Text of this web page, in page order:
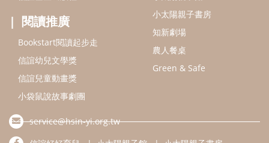
(02)2396-5305轉2345 (週一～週五 9:00～18:00)
認識信誼 合作洽談 智慧財產權聲明
本網站建議使用IE9(含以上)或 Google Chrome 版本瀏覽器
信誼基金會/上誼文化實業股份有限公司 版權所有 ©